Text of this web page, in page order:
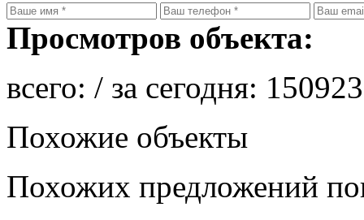
Просмотров объекта:
всего: / за сегодня:
Похожие объекты
Похожих предложений